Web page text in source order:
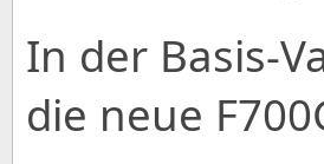
In der Basis-
die neue